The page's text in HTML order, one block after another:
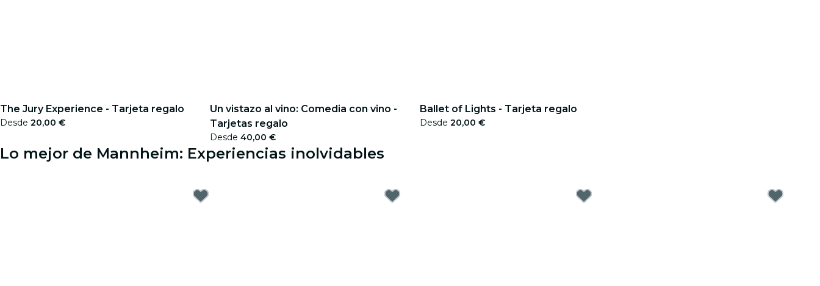
The Jury Experience - Tarjeta regalo
Desde 20,00 €
Un vistazo al vino: Comedia con vino -
Tarjetas regalo
Desde 40,00 €
Ballet of Lights - Tarjeta regalo
Desde 20,00 €
Lo mejor de Mannheim: Experiencias inolvidables